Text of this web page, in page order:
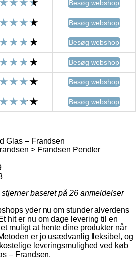
Besøg webshop
Besøg webshop
Besøg webshop
Besøg webshop
Besøg webshop
Besøg webshop
Glas – Frandsen
> Frandsen Pendler
stjerner baseret på 26 anmeldelser
yder nu om stunder alverdens
hit er nu om dage levering til en
muligt at hente dine produkter når
er jo usædvanlig fleksibel, og
leveringsmulighed ved køb
– Frandsen.